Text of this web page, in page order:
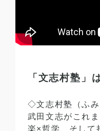
「文志村塾」
◇文志村塾（ふ
武田文志がこれ
楽×哲学、そして